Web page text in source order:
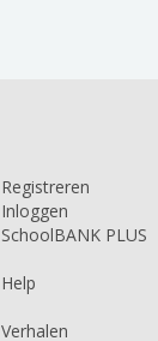
Registreren
Inloggen
SchoolBANK PLUS
Help
Verhalen